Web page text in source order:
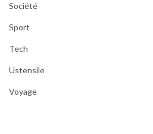
Société
Sport
Tech
Ustensile
Voyage